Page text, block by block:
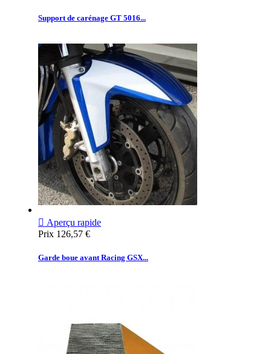
Support de carénage GT 5016...
 Aperçu rapide
Prix 126,57 €
Garde boue avant Racing GSX...